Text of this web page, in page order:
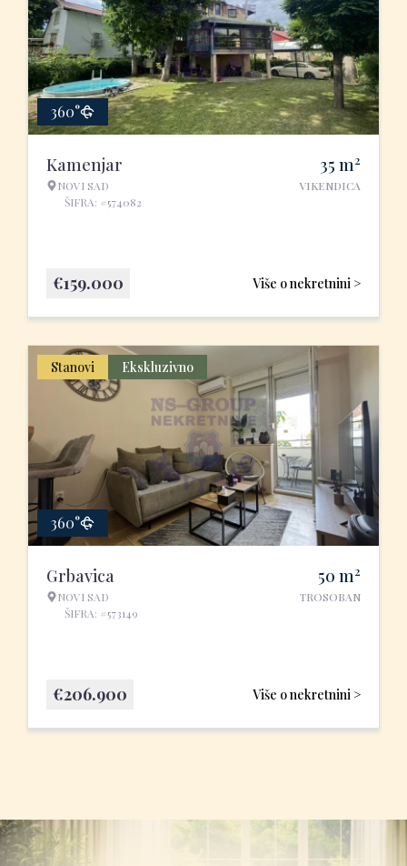
360°
Kamenjar
NOVI SAD
ŠIFRA: #574082
35 m2
VIKENDICA
Više o nekretnini >
€159.000
Stanovi Ekskluzivno
360°
Grbavica
NOVI SAD
ŠIFRA: #573149
50 m2
TROSOBAN
Više o nekretnini >
€206.900